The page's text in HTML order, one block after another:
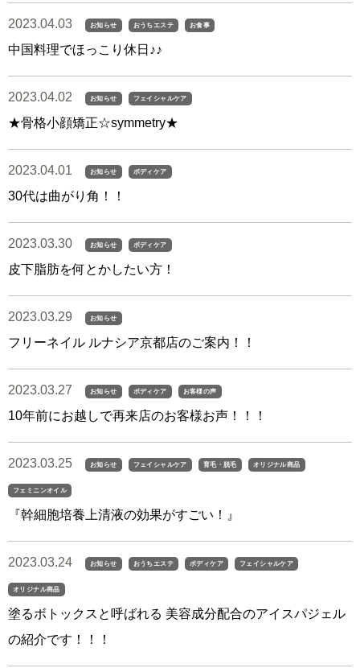
2023.04.03 お知らせ おうちエステ お食事
中国料理でほっこり休日♪♪
2023.04.02 お知らせ フェイシャルケア
★骨格小顔矯正☆symmetry★
2023.04.01 お知らせ ボディケア
30代は曲がり角！！
2023.03.30 お知らせ ボディケア
皮下脂肪を何とかしたい方！
2023.03.29 お知らせ
フリーネイル ルナシア京都店のご案内！！
2023.03.27 お知らせ ボディケア お客様の声
10年前にお越しで再来店のお客様お声！！！
2023.03.25 お知らせ フェイシャルケア 育毛・脱毛 オリジナル商品
フェミニンオイル
『幹細胞培養上清液の効果がすごい！』
2023.03.24 お知らせ おうちエステ ボディケア フェイシャルケア
オリジナル商品
塗るボトックスと呼ばれる 美容成分配合のアイスパジェル
の紹介です！！！